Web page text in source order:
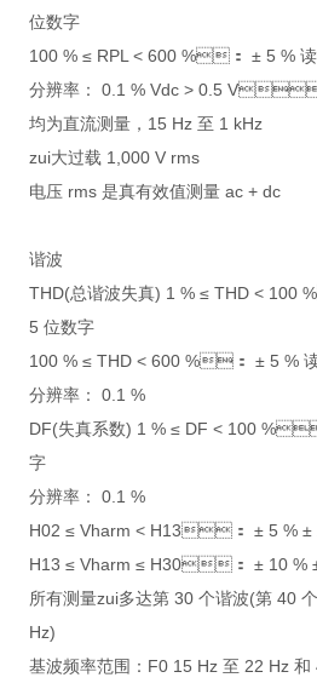
位数字
100 % ≤ RPL < 600 %： ± 5 %
分辨率： 0.1 % Vdc > 0.5
均为直流测量，15 Hz 至 1 kHz
zui大过载 1,000 V rms
电压 rms 是真有效值测量 ac + dc
谐波
THD(总谐波失真) 1 % ≤ THD <
5 位数字
100 % ≤ THD < 600 %： ± 5 %
分辨率： 0.1 %
DF(失真系数) 1 % ≤ DF < 100
字
分辨率： 0.1 %
H02 ≤ Vharm < H13： ± 5 % ±
H13 ≤ Vharm ≤ H30： ± 10 %
所有测量zui多达第 30 个谐波(第 40
Hz)
基波频率范围：F0 15 Hz 至 22 Hz